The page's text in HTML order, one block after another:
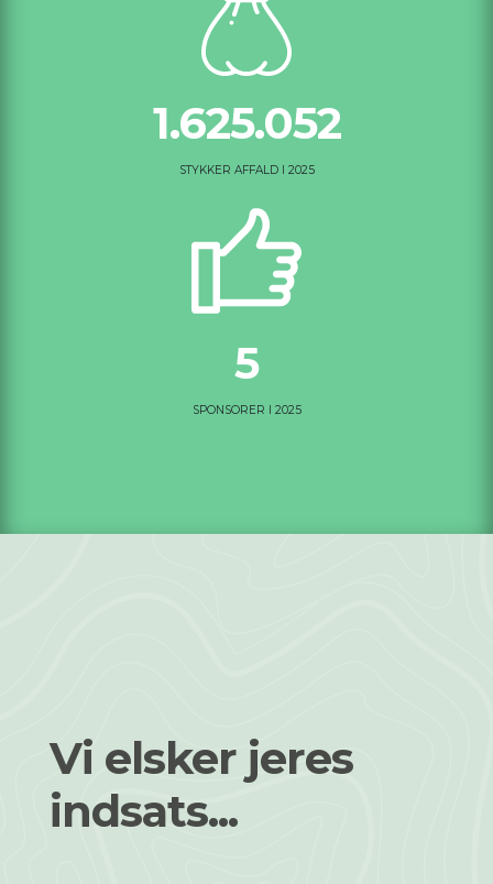
1.625.052
STYKKER AFFALD I 2025
5
SPONSORER I 2025
Vi elsker jeres
indsats...